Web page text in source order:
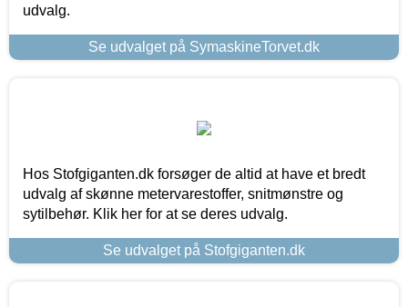
udvalg.
Se udvalget på SymaskineTorvet.dk
Hos Stofgiganten.dk forsøger de altid at have et bredt
udvalg af skønne metervarestoffer, snitmønstre og
sytilbehør. Klik her for at se deres udvalg.
Se udvalget på Stofgiganten.dk